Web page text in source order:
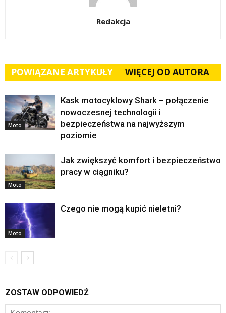
Redakcja
POWIĄZANE ARTYKUŁY WIĘCEJ OD AUTORA
Moto
Kask motocyklowy Shark – połączenie
nowoczesnej technologii i
bezpieczeństwa na najwyższym
poziomie
Moto
Jak zwiększyć komfort i bezpieczeństwo
pracy w ciągniku?
Moto
Czego nie mogą kupić nieletni?
ZOSTAW ODPOWIEDŹ